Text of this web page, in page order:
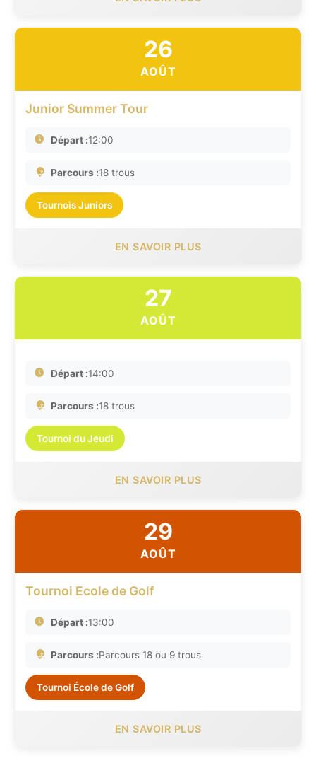
26
AOÛT
Junior Summer Tour
Départ :12:00
Parcours :18 trous
Tournois Juniors
EN SAVOIR PLUS
27
AOÛT
Départ :14:00
Parcours :18 trous
Tournoi du Jeudi
EN SAVOIR PLUS
29
AOÛT
Tournoi Ecole de Golf
Départ :13:00
Parcours :Parcours 18 ou 9 trous
Tournoi École de Golf
EN SAVOIR PLUS